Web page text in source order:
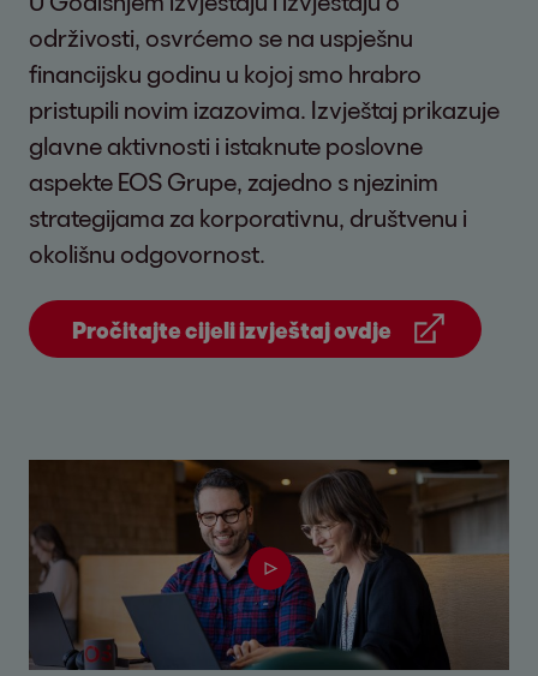
održivosti, osvrćemo se na uspješnu
financijsku godinu u kojoj smo hrabro
pristupili novim izazovima. Izvještaj prikazuje
glavne aktivnosti i istaknute poslovne
aspekte EOS Grupe, zajedno s njezinim
strategijama za korporativnu, društvenu i
okolišnu odgovornost.
Pročitajte cijeli izvještaj ovdje